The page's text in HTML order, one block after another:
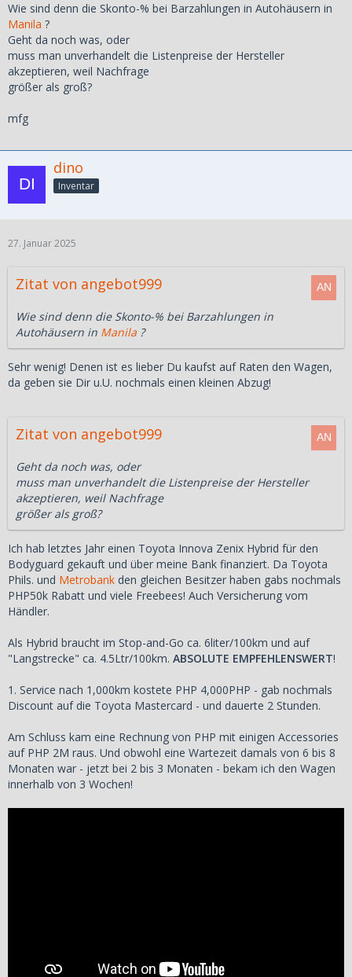
Wie sind denn die Skonto-% bei Barzahlungen in Autohäusern in
Manila ?
Geht da noch was, oder
muss man unverhandelt die Listenpreise der Hersteller
akzeptieren, weil Nachfrage
größer als groß?
mfg
dino
Inventar
27. Januar 2025
Zitat von angebot999
Wie sind denn die Skonto-% bei Barzahlungen in
Autohäusern in Manila ?
Sehr wenig! Denen ist es lieber Du kaufst auf Raten den Wagen,
da geben sie Dir u.U. nochmals einen kleinen Abzug!
Zitat von angebot999
Geht da noch was, oder
muss man unverhandelt die Listenpreise der Hersteller
akzeptieren, weil Nachfrage
größer als groß?
Ich hab letztes Jahr einen Toyota Innova Zenix Hybrid für den
Bodyguard gekauft und über meine Bank finanziert. Da Toyota
Phils. und Metrobank den gleichen Besitzer haben gabs nochmals
PHP50k Rabatt und viele Freebees! Auch Versicherung vom
Händler.
Als Hybrid braucht im Stop-and-Go ca. 6liter/100km und auf
"Langstrecke" ca. 4.5Ltr/100km. ABSOLUTE EMPFEHLENSWERT!
1. Service nach 1,000km kostete PHP 4,000PHP - gab nochmals
Discount auf die Toyota Mastercard - und dauerte 2 Stunden.
Am Schluss kam eine Rechnung von PHP mit einigen Accessories
auf PHP 2M raus. Und obwohl eine Wartezeit damals von 6 bis 8
Monaten war - jetzt bei 2 bis 3 Monaten - bekam ich den Wagen
innerhalb von 3 Wochen!